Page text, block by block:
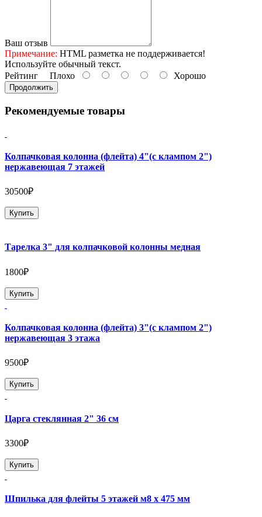
Ваш отзыв
Примечание: HTML разметка не поддерживается!
Используйте обычный текст.
Рейтинг Плохо Хорошо
Продолжить
Рекомендуемые товары
Колпачковая колонна (флейта) 4"(с клампом 2")
нержавеющая 7 этажей
30500₽
Купить
Тарелка 3" для колпачковой колонны медная
1800₽
Купить
Колпачковая колонна (флейта) 3"(с клампом 2")
нержавеющая 3 этажа
9500₽
Купить
Царга стеклянная 2" 36 см
3300₽
Купить
Шпилька для флейты 5 этажей м8 х 475 мм